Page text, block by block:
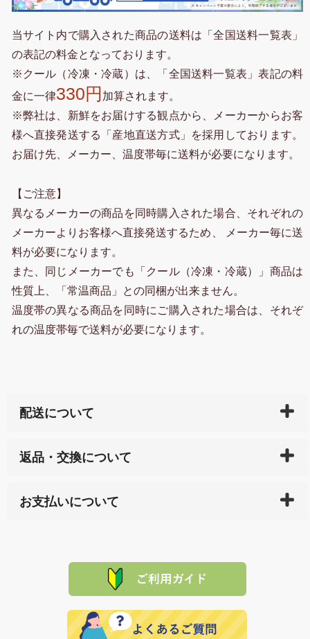
当サイト内で購入された商品の送料は「全国送料一覧表」
の表記の料金となっております。
※クール（冷凍・冷蔵）は、「全国送料一覧表」表記の料
金に一律330円 加算されます。
※弊社は、新鮮をお届けする観点から、メーカーからお客
様へ直接発送する「産地直送方式」を採用しております。
お届け先、メーカー、温度帯毎に送料が必要になります。
【ご注意】
異なるメーカーの商品を同時購入された場合、それぞれの
メーカーよりお客様へ直接発送するため、 メーカー毎に送
料が必要になります。
また、同じメーカーでも「クール（冷凍・冷蔵）」商品は
性質上、「常温商品」との同梱が出来ません。
温度帯の異なる商品を同時にご購入された場合は、それぞ
れの温度帯毎で送料が必要になります。
配送について
天ペイ」の方はご注文受付後）、 長崎県下全域に点在
サイト内で購入された商品の送料は、こちらの
全国送
れの生産メーカーからお客様の元へ直送いたしますの
で、 それぞれ個別に送料が必要になります。
返品・交換について
または配送途中の 事故などで不都合が生じている場合
品代金を返金いたします。）
その際は誠に申し訳ありませんが、当協会までご注文
願いいたします。
お支払いについて
た場合、お客様からの ご入金を確認した後で、商品を
※「クレジットカード」「PayPay」「楽天ペイ」を指
定された場合は、準備出来次第の便にてお送りいたし